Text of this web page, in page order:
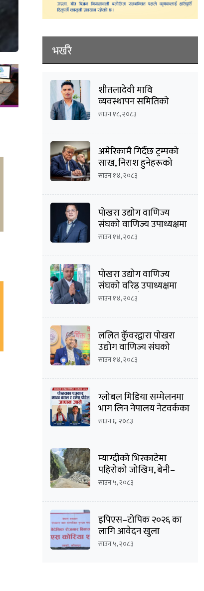
भर्खरै
शीतलादेवी मावि
व्यवस्थापन समितिको
अध्यक्षमा दीपक कार्की
साउन १८, २०८३
अमेरिकामै गिर्दैछ ट्रम्पको
साख, निराश हुनेहरूको
संख्या बढ्दै
साउन १४, २०८३
पोखरा उद्योग वाणिज्य
संघको वाणिज्य उपाध्यक्षमा
मनोज कुमार श्रेष्ठको
साउन १४, २०८३
पोखरा उद्योग वाणिज्य
संघको वरिष्ठ उपाध्यक्षमा
दिनेशचन्द्र बाँस्तोलाको
साउन १४, २०८३
ललित कुँवरद्वारा पोखरा
उद्योग वाणिज्य संघको
उद्योग उपाध्यक्ष पदमा
साउन १४, २०८३
ग्लोबल मिडिया सम्मेलनमा
भाग लिन नेपालय नेटवर्कका
सम्पादक माधव
प्रस्थान
साउन ६, २०८३
म्याग्दीको भिरकाटेमा
पहिरोको जोखिम, बेनी–
जोमसोम सडक असुरक्षित
साउन ५, २०८३
इपिएस–टोपिक २०२६ का
लागि आवेदन खुला
साउन ५, २०८३